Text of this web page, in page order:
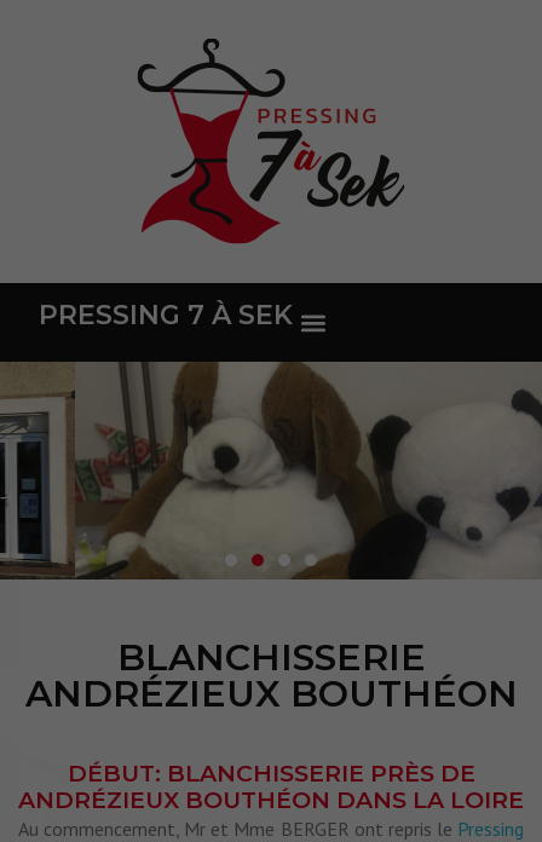
PRESSING 7 À SEK
BLANCHISSERIE
ANDRÉZIEUX BOUTHÉON
DÉBUT: BLANCHISSERIE PRÈS DE
ANDRÉZIEUX BOUTHÉON DANS LA LOIRE
Au commencement, Mr et Mme BERGER ont repris le Pressing